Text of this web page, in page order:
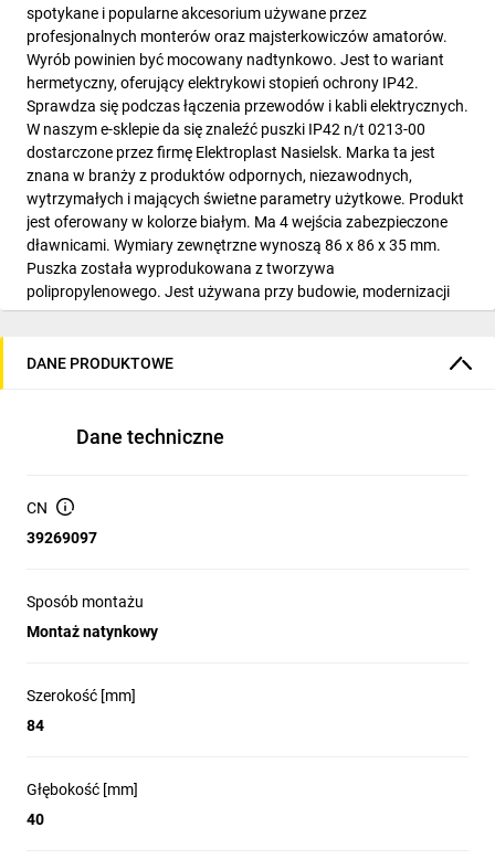
spotykane i popularne akcesorium używane przez
profesjonalnych monterów oraz majsterkowiczów amatorów.
Wyrób powinien być mocowany nadtynkowo. Jest to wariant
hermetyczny, oferujący elektrykowi stopień ochrony IP42.
Sprawdza się podczas łączenia przewodów i kabli elektrycznych.
W naszym e-sklepie da się znaleźć puszki IP42 n/t 0213-00
dostarczone przez firmę Elektroplast Nasielsk. Marka ta jest
znana w branży z produktów odpornych, niezawodnych,
wytrzymałych i mających świetne parametry użytkowe. Produkt
jest oferowany w kolorze białym. Ma 4 wejścia zabezpieczone
dławnicami. Wymiary zewnętrzne wynoszą 86 x 86 x 35 mm.
Puszka została wyprodukowana z tworzywa
polipropylenowego. Jest używana przy budowie, modernizacji
lub naprawie instalacji elektrycznych i teletechnicznych w
użyteczności publicznej lub warsztatach. Puszka zawiera
nasz sklep internetowy na sztuki. Aby zamówienie zostało
DANE PRODUKTOWE
Dane techniczne
CN
39269097
Sposób montażu
Montaż natynkowy
Szerokość [mm]
84
Głębokość [mm]
40